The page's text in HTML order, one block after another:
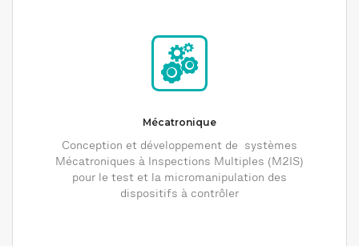
Mécatronique
Conception et développement de systèmes
Mécatroniques à Inspections Multiples (M2IS)
pour le test et la micromanipulation des
dispositifs à contrôler